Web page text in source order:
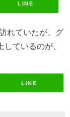
LINE
れていたが、グ
ているのが、
LINE